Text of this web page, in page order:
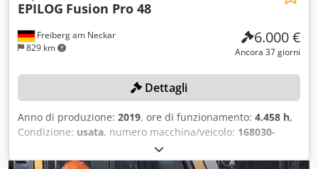
Freiberg am Neckar
829 km
EPILOG Fusion Pro 48
6.000 €
Ancora 37 giorni
Dettagli
Anno di produzione: 2019, ore di funzionamento: 4.458 h,
Condizione: usata, numero macchina/veicolo: 168030-
, Area di lavoro: 1.219 x 914 mm, dotata di
sistema di aspirazione TBH LN 265, numero di serie: